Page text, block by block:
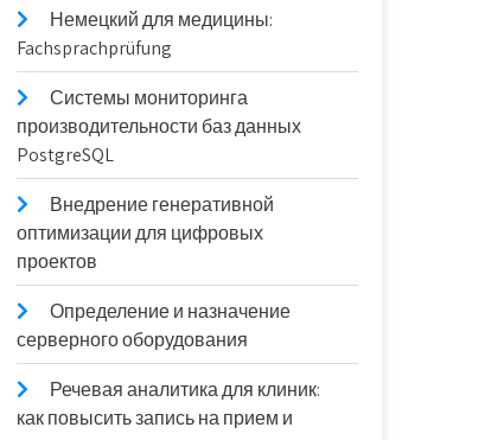
Немецкий для медицины:
Fachsprachprüfung
Системы мониторинга
производительности баз данных
PostgreSQL
Внедрение генеративной
оптимизации для цифровых
проектов
Определение и назначение
серверного оборудования
Речевая аналитика для клиник:
как повысить запись на прием и